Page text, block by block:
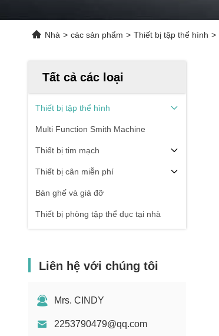
Nhà > các sản phẩm > Thiết bị tập thể hình >
Tất cả các loại
Thiết bị tập thể hình
Multi Function Smith Machine
Thiết bị tim mạch
Thiết bị cân miễn phí
Bàn ghế và giá đỡ
Thiết bị phòng tập thể dục tại nhà
Liên hệ với chúng tôi
Mrs. CINDY
2253790479@qq.com